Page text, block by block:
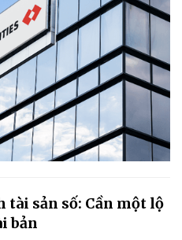
tài sản số: Cần một lộ
bản